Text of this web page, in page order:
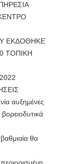
ΕΚΔΟΘΗΚΕ
ΤΟΠΙΚΗ
αυξημένες
θα